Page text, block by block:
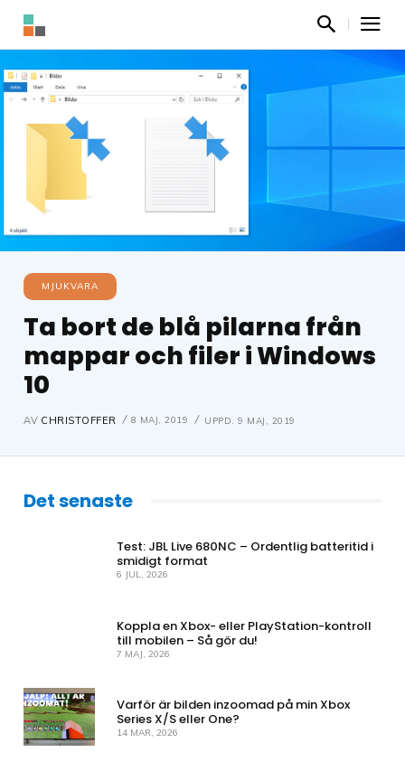
MJUKVARA
Ta bort de blå pilarna från
mappar och filer i Windows
10
AV CHRISTOFFER 8 MAJ, 2019 UPPD. 9 MAJ, 2019
Det senaste
Test: JBL Live 680NC – Ordentlig batteritid i
smidigt format
6 JUL, 2026
Koppla en Xbox- eller PlayStation-kontroll
till mobilen – Så gör du!
7 MAJ, 2026
Varför är bilden inzoomad på min Xbox
Series X/S eller One?
14 MAR, 2026